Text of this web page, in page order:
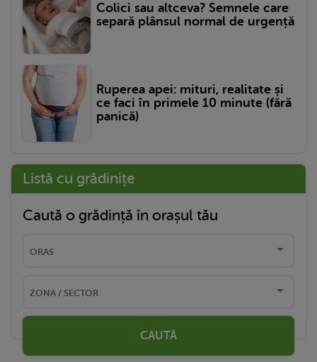
Colici sau altceva? Semnele care
separă plânsul normal de urgență
Ruperea apei: mituri, realitate și
ce faci în primele 10 minute (fără
panică)
Listă cu grădinițe
Caută o grădință în orașul tău
CAUTĂ